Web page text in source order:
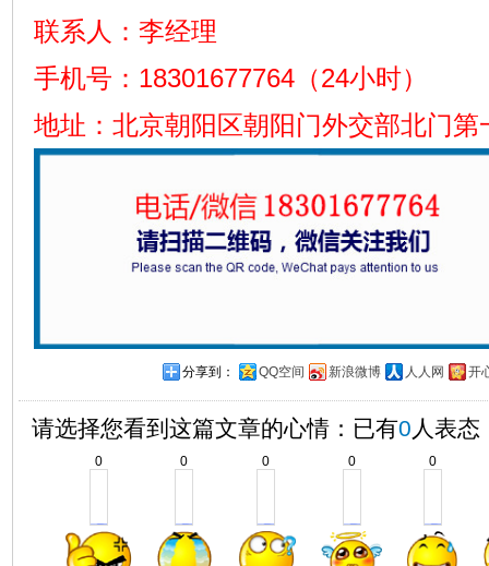
联系人：李经理
手机号：18301677764（24小时）
地址：北京朝阳区朝阳门外交部北门
分享到： QQ空间 新浪微博 人人网 开
请选择您看到这篇文章的心情：已有0 人表态
0 0 0 0 0